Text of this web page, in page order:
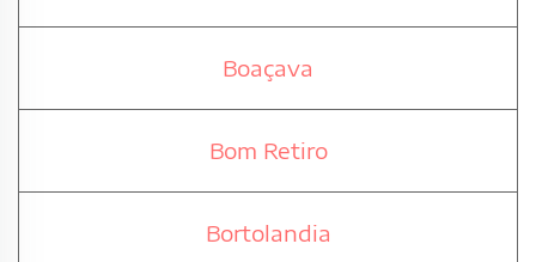
Boaçava
Bom Retiro
Bortolandia